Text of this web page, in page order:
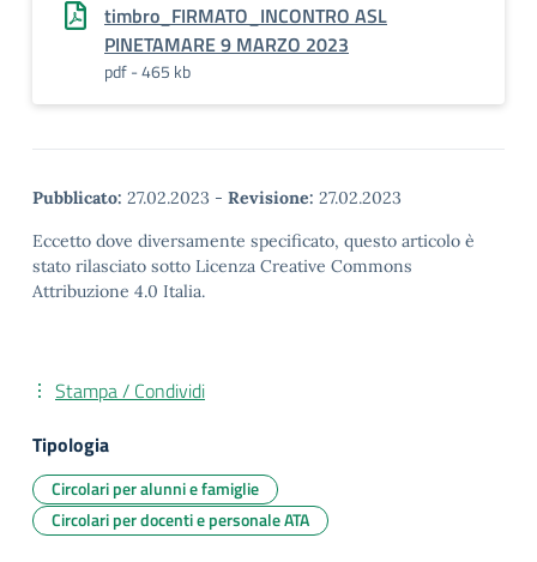
timbro_FIRMATO_INCONTRO ASL
PINETAMARE 9 MARZO 2023
pdf - 465 kb
Pubblicato: 27.02.2023 - Revisione: 27.02.2023
Eccetto dove diversamente specificato, questo articolo è
stato rilasciato sotto Licenza Creative Commons
Attribuzione 4.0 Italia.
Stampa / Condividi
Tipologia
Circolari per alunni e famiglie
Circolari per docenti e personale ATA